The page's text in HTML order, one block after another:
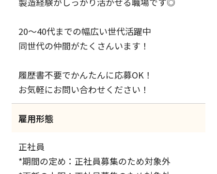
20～40代までの幅広い世代活躍中
同世代の仲間がたくさんいます！
履歴書不要でかんたんに応募OK！
お気軽にお問い合わせください！
雇用形態
正社員
*期間の定め：正社員募集のため対象外